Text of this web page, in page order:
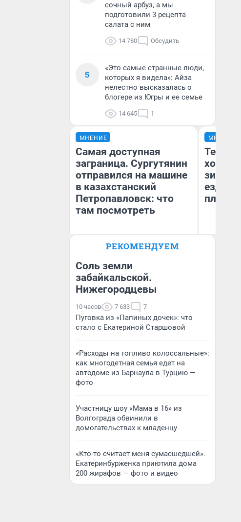
сочный арбуз, а мы
подготовили 3 рецепта
салата с ним
14 780 Обсудить
5
«Это самые странные люди,
которых я видела»: Айза
нелестно высказалась о
блогере из Югры и ее семье
14 645 1
МНЕНИЕ
Самая доступная
заграница. Сургутянин
отправился на машине
в казахстанский
Петропавловск: что
там посмотреть
Анатолий Кузнецов
МНЕНИЕ
Тепло
зимой.
ездит
плюсы
РЕКОМЕНДУЕМ
Соль земли
забайкальской.
Нижегородцевы
10 часов 7 633 7
Пуговка из «Папиных дочек»: что
стало с Екатериной Старшовой
«Расходы на топливо колоссальные»:
как многодетная семья едет на
автодоме из Барнаула в Турцию —
фото
Участницу шоу «Мама в 16» из
Волгограда обвинили в
домогательствах к младенцу
«Кто-то считает меня сумасшедшей».
Екатеринбурженка приютила дома
200 жирафов — фото и видео